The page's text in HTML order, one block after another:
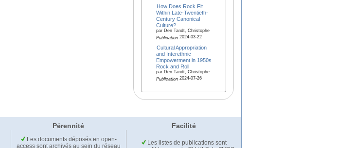
How Does Rock Fit
Within Late-Twentieth-
Century Canonical
Culture?
par Den Tandt, Christophe
Publication2024-03-22
Cultural Appropriation
and Interethnic
Empowerment in 1950s
Rock and Roll
par Den Tandt, Christophe
Publication2024-07-26
Pérennité Facilité
Les documents déposés en open-
access sont archivés au sein du réseau
Les listes de publications sont